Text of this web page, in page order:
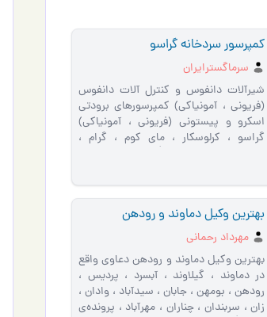
کمپرسور سردخانه گراسو
سرماگسترایران
شيرآلات دانفوس و کنترل آلات دانفوس
(فريوني ، آمونياکي) کمپرسورهاي برودتي
اسکرو و پيستوني (فريوني ، آمونياکي)
گراسو ، کرلوسکار ، ماي کوم ، گرام ،
بهترین وکیل دماوند و رودهن
مهرداد رحمانی
بهترین وکیل دماوند و رودهن دعاوی واقع
در دماوند ، گیلاوند ، آبسرد ، پردیس ،
رودهن ، بومهن ، جابان ، سیدآباد ، وادان ،
زان ، سربندان ، چناران ، مهرآباد ، پرونده‌ی